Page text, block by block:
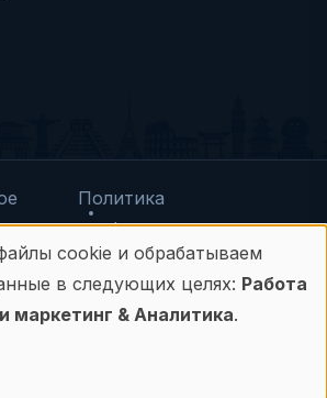
Политика
конфиденциальности
2006-2026
материалов с данного
только с письменного
cookie и обрабатываем
в следующих целях: Работа
маркетинг & Аналитика.